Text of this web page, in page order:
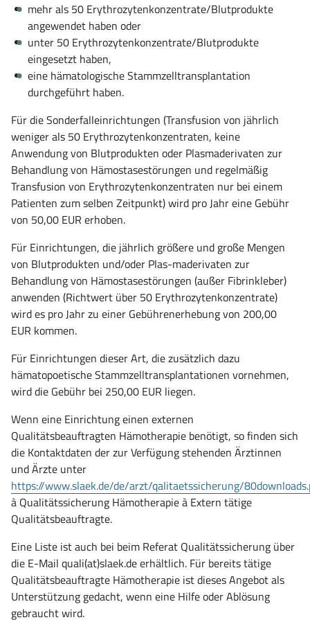
mehr als 50 Erythrozytenkonzentrate/Blutprodukte
angewendet haben oder
unter 50 Erythrozytenkonzentrate/Blutprodukte
eingesetzt haben,
eine hämatologische Stammzelltransplantation
durchgeführt haben.
Für die Sonderfalleinrichtungen (Transfusion von jährlich
weniger als 50 Erythrozytenkonzentraten, keine
Anwendung von Blutprodukten oder Plasmaderivaten zur
Behandlung von Hämostasestörungen und regelmäßig
Transfusion von Erythrozytenkonzentraten nur bei einem
Patienten zum selben Zeitpunkt) wird pro Jahr eine Gebühr
von 50,00 EUR erhoben.
Für Einrichtungen, die jährlich größere und große Mengen
von Blutprodukten und/oder Plas-maderivaten zur
Behandlung von Hämostasestörungen (außer Fibrinkleber)
anwenden (Richtwert über 50 Erythrozytenkonzentrate)
wird es pro Jahr zu einer Gebührenerhebung von 200,00
EUR kommen.
Für Einrichtungen dieser Art, die zusätzlich dazu
hämatopoetische Stammzelltransplantationen vornehmen,
wird die Gebühr bei 250,00 EUR liegen.
Wenn eine Einrichtung einen externen
Qualitätsbeauftragten Hämotherapie benötigt, so finden sich
die Kontaktdaten der zur Verfügung stehenden Ärztinnen
und Ärzte unter
https://www.slaek.de/de/arzt/qalitaetssicherung/
(öffnet
in
Fenster)
à Qualitätssicherung Hämotherapie à Extern tätige
Qualitätsbeauftragte.
Eine Liste ist auch bei beim Referat Qualitätssicherung über
die E-Mail quali(at)slaek.de erhältlich. Für bereits tätige
Qualitätsbeauftragte Hämotherapie ist dieses Angebot als
Unterstützung gedacht, wenn eine Hilfe oder Ablösung
gebraucht wird.